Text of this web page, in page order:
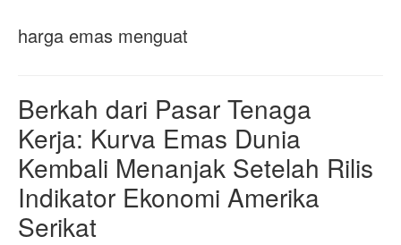
harga emas menguat
Berkah dari Pasar Tenaga
Kerja: Kurva Emas Dunia
Kembali Menanjak Setelah Rilis
Indikator Ekonomi Amerika
Serikat